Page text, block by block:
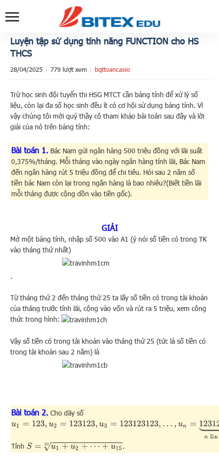
Luyện tập sử dụng tính năng FUNCTION cho HS
THCS
28/04/2025 779 lượt xem bqttoancasio
Trừ học sinh đội tuyển thi HSG MTCT cần bảng tính để xử lý số
liệu, còn lại đa số học sinh đều ít có cơ hội sử dụng bảng tính. Vì
vậy chúng tôi mời quý thầy cô tham khảo bài toán sau đây và lời
giải của nó trên bảng tính:
Bài toán 1. Bác Nam gửi ngân hàng 500 triệu đồng với lãi suất
0,375%/tháng. Mỗi tháng vào ngày ngân hàng tính lãi, Bác Nam
đến ngân hàng rút 5 triệu đồng để chi tiêu. Hỏi sau 2 năm số
tiền bác Nam còn lại trong ngân hàng là bao nhiêu?(Biết tiền lãi
mỗi tháng được cộng dồn vào tiền gốc).
GIẢI
Mở một bảng tính, nhập số 500 vào A1 (ý nói số tiền có trong TK
vào tháng thứ nhất)
.
Từ tháng thứ 2 đến tháng thứ 25 ta lấy số tiền có trong tài khoản
của tháng trước tính lãi, cộng vào vốn và rút ra 5 triệu, xem công
thức trong hình:
Vậy số tiền có trong tài khoản vào tháng thứ 25 (tức là số tiền có
trong tài khoản sau 2 năm) là
Bài toán 2. Cho dãy số
ầ
u1 =123,u2=123123,u3=123123123,…,un=123123 …123 ⏟n lần bộ
Tính S=u1 +u2+⋯+u1510 .